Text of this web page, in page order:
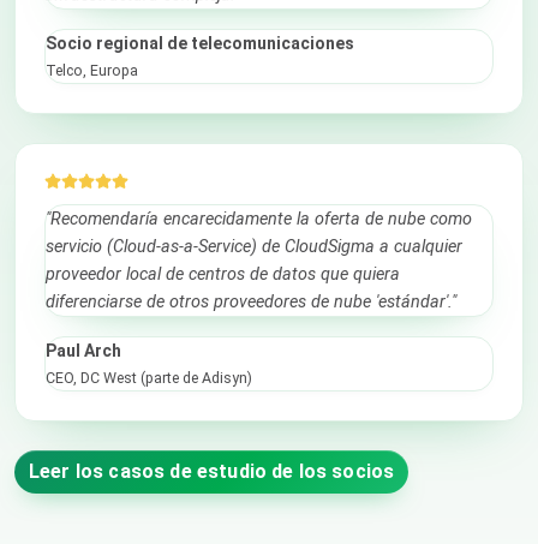
Socio regional de telecomunicaciones
Telco, Europa
"Recomendaría encarecidamente la oferta de nube como
servicio (Cloud-as-a-Service) de CloudSigma a cualquier
proveedor local de centros de datos que quiera
diferenciarse de otros proveedores de nube 'estándar'."
Paul Arch
CEO, DC West (parte de Adisyn)
Leer los casos de estudio de los socios